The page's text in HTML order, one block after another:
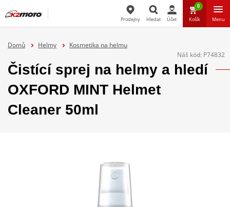
Prodejny Hledat Účet
0
Košík Menu
Domů Helmy
Kosmetika na helmu
Náš kód: P74832
Čistící sprej na helmy a hledí
OXFORD MINT Helmet
Cleaner 50ml